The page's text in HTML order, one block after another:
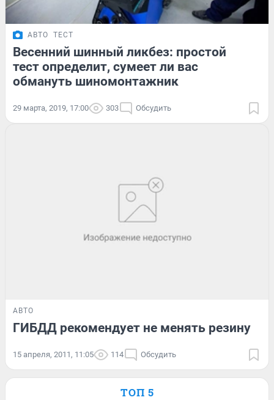
АВТО ТЕСТ
Весенний шинный ликбез: простой
тест определит, сумеет ли вас
обмануть шиномонтажник
29 марта, 2019, 17:00 303 Обсудить
АВТО
ГИБДД рекомендует не менять резину
15 апреля, 2011, 11:05 114 Обсудить
ТОП 5